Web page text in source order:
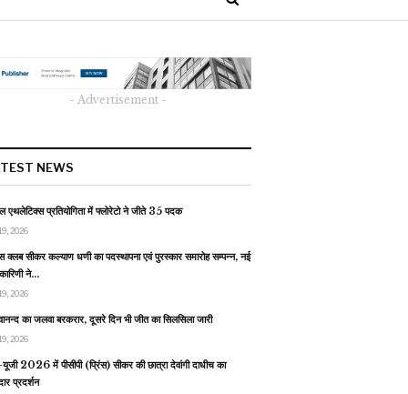
- Advertisement -
NEWS
एथलेटिक्स प्रतियोगिता में फ्लोरेटो ने जीते 35 पदक
2026
क्लब सीकर कल्याण धणी का पदस्थापना एवं पुरस्कार समारोह सम्पन्न, नई
ने…
2026
का जलवा बरकरार, दूसरे दिन भी जीत का सिलसिला जारी
2026
2026 में पीसीपी (प्रिंस) सीकर की छात्रा देवांगी दाधीच का
प्रदर्शन